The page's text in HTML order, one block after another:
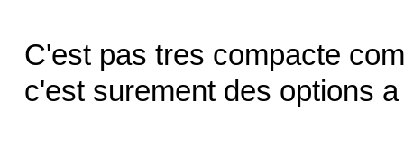
C'est pas tres compacte
c'est surement des options